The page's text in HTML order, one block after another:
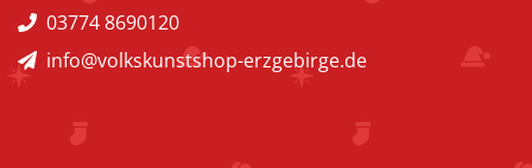
03774 8690120
info@volkskunstshop-erzgebirge.de